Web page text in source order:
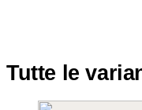
Tutte le